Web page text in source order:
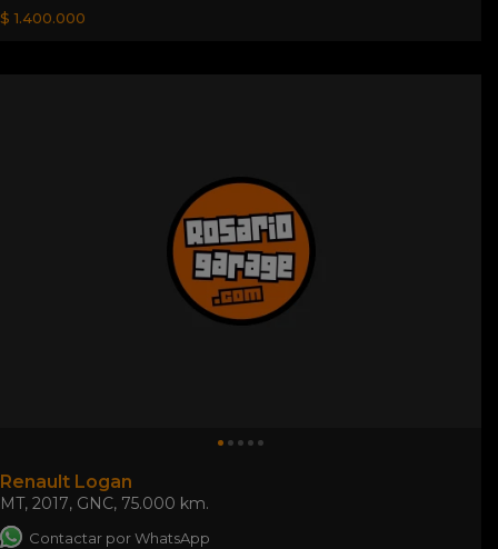
$ 1.400.000
Renault Logan
MT, 2017, GNC, 75.000 km.
Contactar por WhatsApp